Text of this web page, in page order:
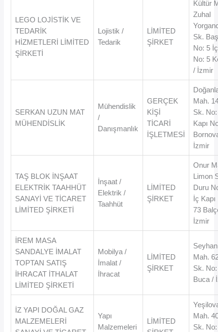
LEGO LOJİSTİK VE
TEDARİK
HİZMETLERİ LİMİTED
ŞİRKETİ
Lojistik /
Tedarik
LİMİTED
ŞİRKET
Kültür
Zuhal
Sk.
No: 5
No: 5
/ İzmir
SERKAN UZUN MAT
MÜHENDİSLİK
Mühendislik
/
Danışmanlık
GERÇEK
KİŞİ
TİCARİ
İŞLETMESİ
Mah.
Sk.
Kapı
İzmir
TAŞ BLOK İNŞAAT
ELEKTRİK TAAHHÜT
SANAYİ VE TİCARET
LİMİTED ŞİRKETİ
İnşaat /
Elektrik /
Taahhüt
LİMİTED
ŞİRKET
Onur
Limon
Duru
İç
73
İzmir
İREM MASA
SANDALYE İMALAT
TOPTAN SATIŞ
İHRACAT İTHALAT
LİMİTED ŞİRKETİ
Mobilya /
İmalat /
İhracat
LİMİTED
ŞİRKET
Seyhan
Mah.
Sk.
Buca /
İZ YAPI DOĞAL GAZ
MALZEMELERİ
Yapı
Malzemeleri
LİMİTED
Mah.
Sk.